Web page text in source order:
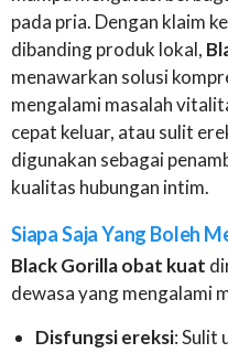
pada pria. Dengan klaim
dibanding produk lokal,
menawarkan solusi
mengalami masalah
cepat keluar, atau sulit
digunakan sebagai
kualitas hubungan intim.
Siapa Saja Yang Boleh
Black Gorilla obat kuat
dewasa yang mengalami
Disfungsi ereksi: Sulit